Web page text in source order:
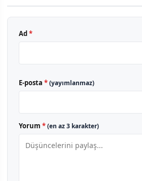
Ad*
E-posta *(yayımlanmaz)
Yorum *(en az 3 karakter)